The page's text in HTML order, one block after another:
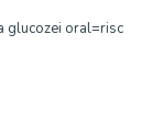
glucozei oral=risc